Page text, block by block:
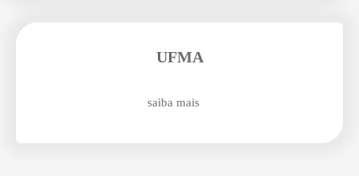
UFMA
saiba mais